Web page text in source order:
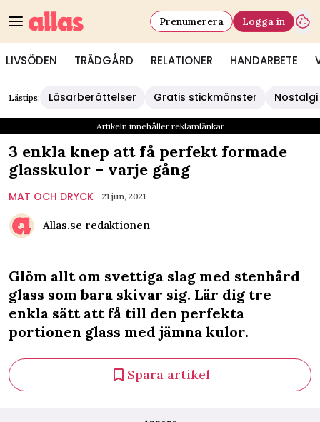
LIVSÖDEN TRÄDGÅRD RELATIONER HANDARBETE
Prenumerera Logga in
Lästips: Läsarberättelser Gratis stickmönster Nostalgi
Artikeln innehåller reklamlänkar
3 enkla knep att få perfekt formade
glasskulor – varje gång
MAT OCH DRYCK 21 jun, 2021
Allas.se redaktionen
Glöm allt om svettiga slag med stenhård
glass som bara skivar sig. Lär dig tre
enkla sätt att få till den perfekta
portionen glass med jämna kulor.
Spara artikel